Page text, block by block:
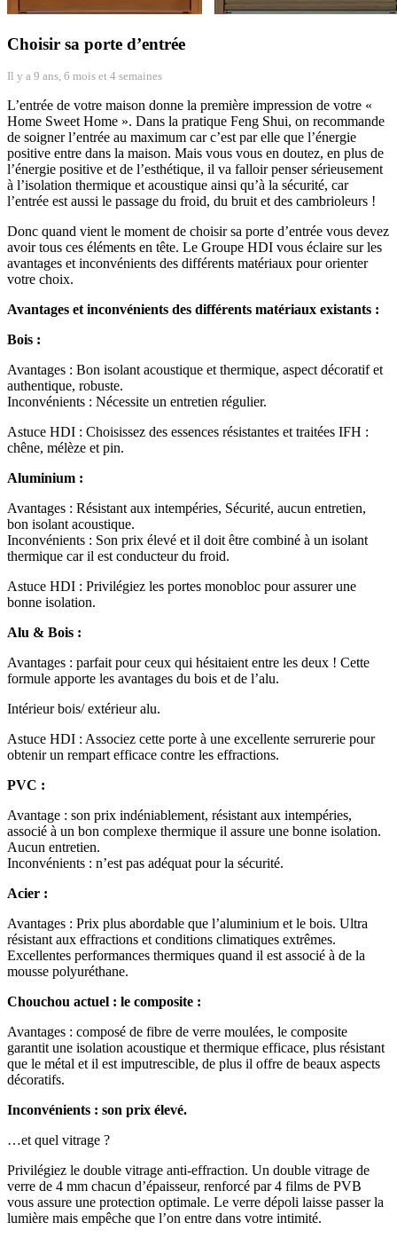
Choisir sa porte d’entrée
Il y a 9 ans, 6 mois et 4 semaines
L’entrée de votre maison donne la première impression de votre «
Home Sweet Home ». Dans la pratique Feng Shui, on recommande
de soigner l’entrée au maximum car c’est par elle que l’énergie
positive entre dans la maison. Mais vous vous en doutez, en plus de
l’énergie positive et de l’esthétique, il va falloir penser sérieusement
à l’isolation thermique et acoustique ainsi qu’à la sécurité, car
l’entrée est aussi le passage du froid, du bruit et des cambrioleurs !
Donc quand vient le moment de choisir sa porte d’entrée vous devez
avoir tous ces éléments en tête. Le Groupe HDI vous éclaire sur les
avantages et inconvénients des différents matériaux pour orienter
votre choix.
Avantages et inconvénients des différents matériaux existants :
Bois :
Avantages : Bon isolant acoustique et thermique, aspect décoratif et
authentique, robuste.
Inconvénients : Nécessite un entretien régulier.
Astuce HDI : Choisissez des essences résistantes et traitées IFH :
chêne, mélèze et pin.
Aluminium :
Avantages : Résistant aux intempéries, Sécurité, aucun entretien,
bon isolant acoustique.
Inconvénients : Son prix élevé et il doit être combiné à un isolant
thermique car il est conducteur du froid.
Astuce HDI : Privilégiez les portes monobloc pour assurer une
bonne isolation.
Alu & Bois :
Avantages : parfait pour ceux qui hésitaient entre les deux ! Cette
formule apporte les avantages du bois et de l’alu.
Intérieur bois/ extérieur alu.
Astuce HDI : Associez cette porte à une excellente serrurerie pour
obtenir un rempart efficace contre les effractions.
PVC :
Avantage : son prix indéniablement, résistant aux intempéries,
associé à un bon complexe thermique il assure une bonne isolation.
Aucun entretien.
Inconvénients : n’est pas adéquat pour la sécurité.
Acier :
Avantages : Prix plus abordable que l’aluminium et le bois. Ultra
résistant aux effractions et conditions climatiques extrêmes.
Excellentes performances thermiques quand il est associé à de la
mousse polyuréthane.
Chouchou actuel : le composite :
Avantages : composé de fibre de verre moulées, le composite
garantit une isolation acoustique et thermique efficace, plus résistant
que le métal et il est imputrescible, de plus il offre de beaux aspects
décoratifs.
Inconvénients : son prix élevé.
…et quel vitrage ?
Privilégiez le double vitrage anti-effraction. Un double vitrage de
verre de 4 mm chacun d’épaisseur, renforcé par 4 films de PVB
vous assure une protection optimale. Le verre dépoli laisse passer la
lumière mais empêche que l’on entre dans votre intimité.